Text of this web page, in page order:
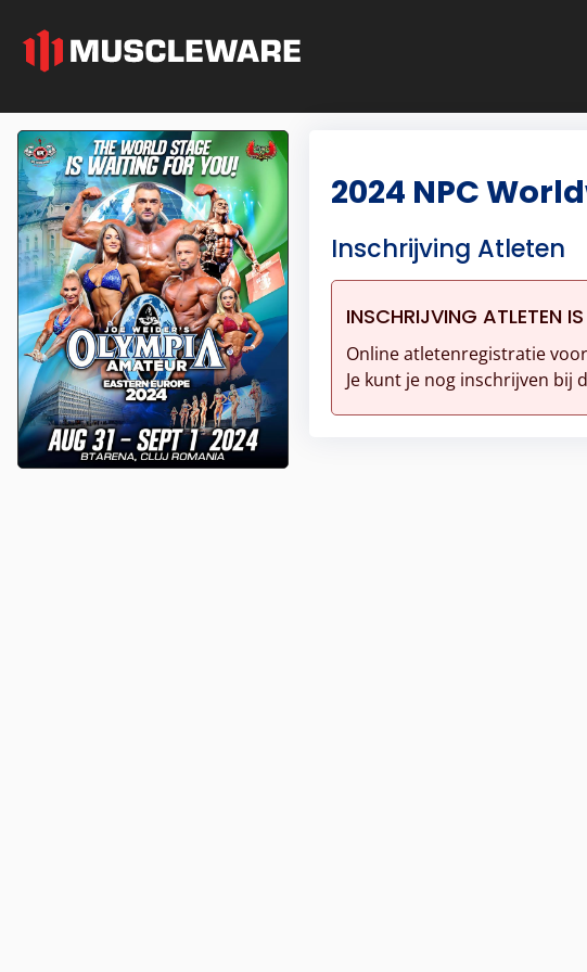
2024 NPC
Inschrijving Atleten
INSCHRIJVING ATLETEN
Online atletenregistratie
Je kunt je nog inschrijven bij